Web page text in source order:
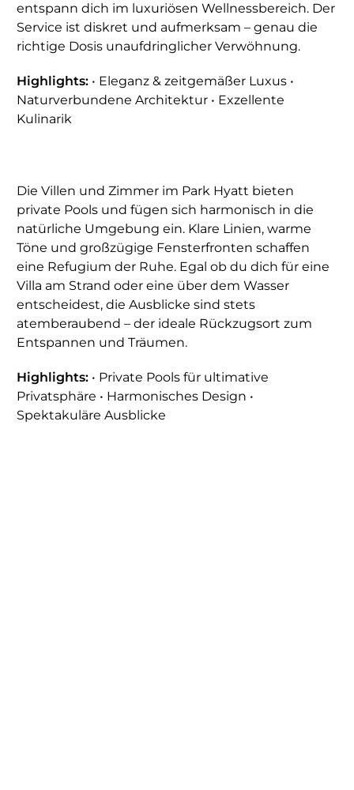
entspann dich im luxuriösen Wellnessbereich. Der
Service ist diskret und aufmerksam – genau die
richtige Dosis unaufdringlicher Verwöhnung.
Highlights: • Eleganz & zeitgemäßer Luxus •
Naturverbundene Architektur • Exzellente
Kulinarik
Die Villen und Zimmer im Park Hyatt bieten
private Pools und fügen sich harmonisch in die
natürliche Umgebung ein. Klare Linien, warme
Töne und großzügige Fensterfronten schaffen
eine Refugium der Ruhe. Egal ob du dich für eine
Villa am Strand oder eine über dem Wasser
entscheidest, die Ausblicke sind stets
atemberaubend – der ideale Rückzugsort zum
Entspannen und Träumen.
Highlights: • Private Pools für ultimative
Privatsphäre • Harmonisches Design •
Spektakuläre Ausblicke